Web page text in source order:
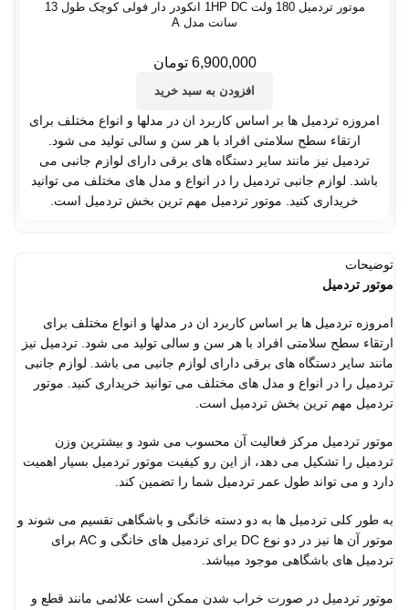
موتور تردمیل 180 ولت 1HP DC انکودر دار فولی کوچک طول 13
سانت مدل A
6,900,000 تومان
افزودن به سبد خرید
امروزه تردمیل ها بر اساس کاربرد ان در مدلها و انواع مختلف برای
ارتقاء سطح سلامتی افراد با هر سن و سالی تولید می شود.
تردمیل نیز مانند سایر دستگاه های برقی دارای لوازم جانبی می
باشد. لوازم جانبی تردمیل را در انواع و مدل های مختلف می توانید
خریداری کنید. موتور تردمیل مهم ترین بخش تردمیل است.
توضیحات
موتور تردمیل
امروزه تردمیل ها بر اساس کاربرد ان در مدلها و انواع مختلف برای
ارتقاء سطح سلامتی افراد با هر سن و سالی تولید می شود. تردمیل نیز
مانند سایر دستگاه های برقی دارای لوازم جانبی می باشد. لوازم جانبی
تردمیل را در انواع و مدل های مختلف می توانید خریداری کنید. موتور
تردمیل مهم ترین بخش تردمیل است.
موتور تردمیل مرکز فعالیت آن محسوب می شود و بیشترین وزن
تردمیل را تشکیل می دهد، از این رو کیفیت موتور تردمیل بسیار اهمیت
دارد و می تواند طول عمر تردمیل شما را تضمین کند.
به طور کلی تردمیل ها به دو دسته خانگی و باشگاهی تقسیم می شوند و
موتور آن ها نیز در دو نوع DC برای تردمیل های خانگی و AC برای
تردمیل های باشگاهی موجود میباشد.
موتور تردمیل در صورت خراب شدن ممکن است علائمی مانند قطع و